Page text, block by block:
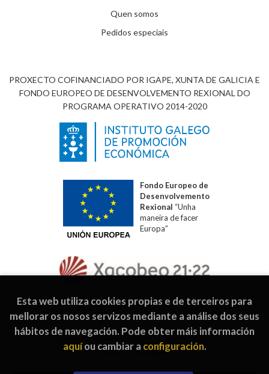
Quen somos
Pedidos especiais
PROXECTO COFINANCIADO POR IGAPE, XUNTA DE GALICIA E
FONDO EUROPEO DE DESENVOLVEMENTO REXIONAL DO
PROGRAMA OPERATIVO 2014-2020
Fondo Europeo de
Desenvolvemento
Rexional “Unha
maneira de facer
Europa”
2026 ©Editorial Galaxia . Todos os dereitos reservados |
Grupo Trevenque
Esta web utiliza cookies propias e de terceiros para
mellorar os nosos servizos mediante a análise dos seus
hábitos de navegación. Pode obter máis información
aquíou cambiar a configuración.